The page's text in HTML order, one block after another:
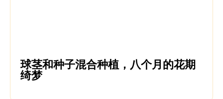
球茎和种子混合种植，八个月的花期
绮梦